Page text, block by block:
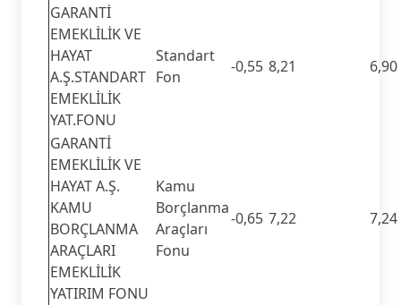
GARANTİ
EMEKLİLİK VE
HAYAT
A.Ş.STANDART
EMEKLİLİK
YAT.FONU
Standart
Fon
-0,55 8,21 6,90
GARANTİ
EMEKLİLİK VE
HAYAT A.Ş.
KAMU
BORÇLANMA
ARAÇLARI
EMEKLİLİK
YATIRIM FONU
Kamu
Borçlanma
Araçları
Fonu
-0,65 7,22 7,24